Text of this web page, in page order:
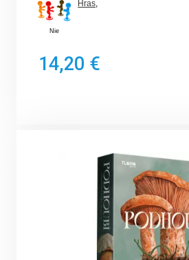
Nie
Hras,
14,20 €